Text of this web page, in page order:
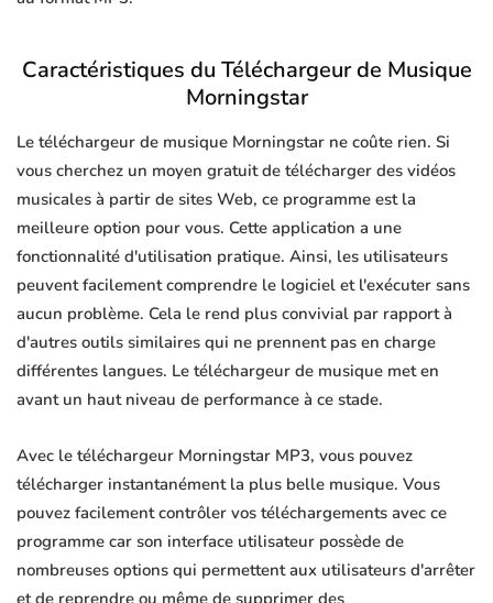
Caractéristiques du Téléchargeur de Musique
Morningstar
Le téléchargeur de musique Morningstar ne coûte rien. Si
vous cherchez un moyen gratuit de télécharger des vidéos
musicales à partir de sites Web, ce programme est la
meilleure option pour vous. Cette application a une
fonctionnalité d'utilisation pratique. Ainsi, les utilisateurs
peuvent facilement comprendre le logiciel et l'exécuter sans
aucun problème. Cela le rend plus convivial par rapport à
d'autres outils similaires qui ne prennent pas en charge
différentes langues. Le téléchargeur de musique met en
avant un haut niveau de performance à ce stade.
Avec le téléchargeur Morningstar MP3, vous pouvez
télécharger instantanément la plus belle musique. Vous
pouvez facilement contrôler vos téléchargements avec ce
programme car son interface utilisateur possède de
nombreuses options qui permettent aux utilisateurs d'arrêter